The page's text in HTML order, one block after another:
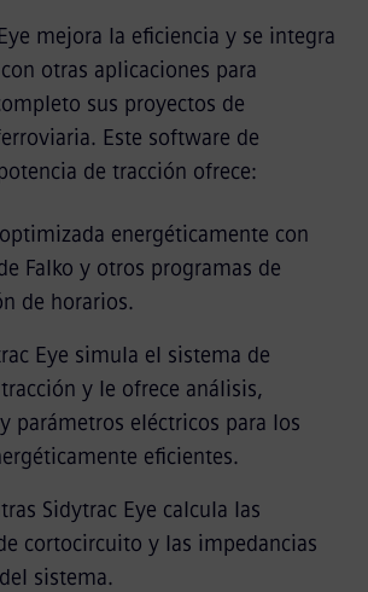
mejora la eficiencia y se integra
otras aplicaciones para
sus proyectos de
Este software de
de tracción ofrece:
energéticamente con
Falko y otros programas de
de horarios.
Eye simula el sistema de
y le ofrece análisis,
parámetros eléctricos para los
eficientes.
Sidytrac Eye calcula las
cortocircuito y las impedancias
sistema.